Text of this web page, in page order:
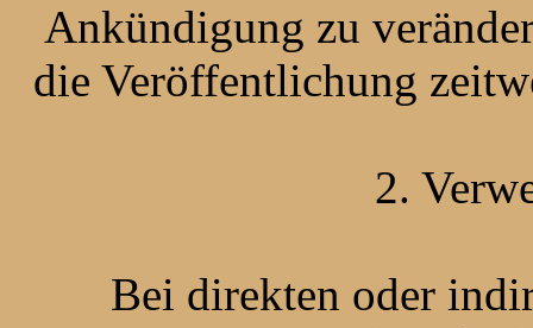
Ankündigung zu
die Veröffentlichung
2.
Bei direkten oder